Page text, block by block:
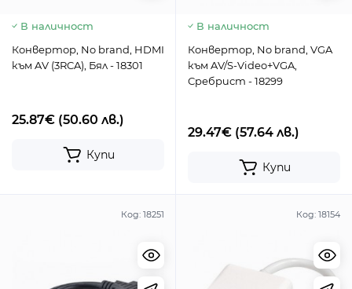
В наличност
Конвертор, No brand, HDMI
към AV (3RCA), Бял - 18301
25.87€ (50.60 лв.)
Купи
В наличност
Конвертор, No brand, VGA
към AV/S-Video+VGA,
Сребрист - 18299
29.47€ (57.64 лв.)
Купи
Код: 18251 Код: 18154